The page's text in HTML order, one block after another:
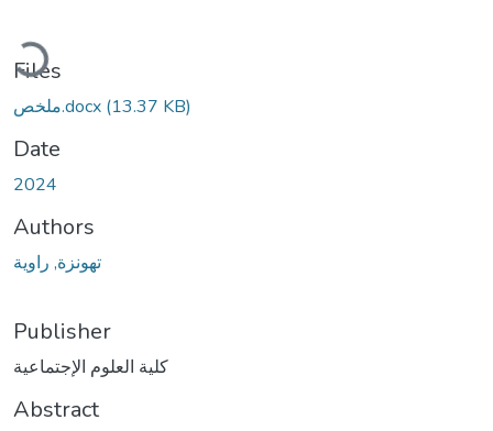
Files
ملخص.docx (13.37 KB)
Date
2024
Authors
تهونزة, راوية
Publisher
كلية العلوم الإجتماعية
Abstract